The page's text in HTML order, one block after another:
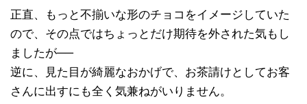
正直、もっと不揃いな形のチョコをイメージしていた
ので、その点ではちょっとだけ期待を外された気もし
ましたが──
逆に、見た目が綺麗なおかげで、お茶請けとしてお客
さんに出すにも全く気兼ねがいりません。